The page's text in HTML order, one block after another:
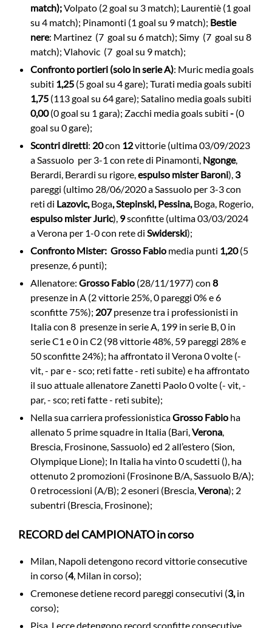
match);Volpato (2 goal su 3 match); Laurentiè (1 goal
su 4 match); Pinamonti (1 goal su 9 match); Bestie
nere: Martinez (7 goal su 6 match); Simy (7 goal su 8
match); Vlahovic (7 goal su 9 match);
Confronto portieri (solo in serie A): Muric media goals
subiti 1,25 (5 goal su 4 gare); Turati media goals subiti
1,75 (113 goal su 64 gare); Satalino media goals subiti
0,00(0 goal su 1 gara); Zacchi media goals subiti - (0
goal su 0 gare);
Scontri diretti: 20con 12vittorie (ultima 03/09/2023
a Sassuolo per 3-1 con rete di Pinamonti, Ngonge,
Berardi, Berardi su rigore,espulso mister Baroni), 3
pareggi (ultimo 28/06/2020 a Sassuolo per 3-3 con
reti di Lazovic,Boga, Stepinski, Pessina,Boga, Rogerio,
espulso mister Juric), 9sconfitte (ultima 03/03/2024
a Verona per 1-0 con rete di Swiderski);
Confronto Mister: Grosso Fabio media punti 1,20(5
presenze, 6 punti);
Allenatore: Grosso Fabio (28/11/1977) con 8
presenze in A (2 vittorie 25%, 0 pareggi 0% e 6
sconfitte 75%); 207presenze tra i professionisti in
Italia con 8 presenze in serie A, 199 in serie B, 0 in
serie C1 e 0 in C2 (98 vittorie 48%, 59 pareggi 28% e
50 sconfitte 24%); ha affrontato il Verona 0 volte (-
vit, - par e - sco; reti fatte - reti subite) e ha affrontato
il suo attuale allenatore Zanetti Paolo 0 volte (- vit, -
par, - sco; reti fatte - reti subite);
Nella sua carriera professionisticaGrosso Fabio ha
allenato 5 prime squadre in Italia (Bari,Verona,
Brescia, Frosinone, Sassuolo) ed 2 all’estero (Sion,
Olympique Lione); In Italia ha vinto 0 scudetti (), ha
ottenuto 2 promozioni (Frosinone B/A, Sassuolo B/A);
0 retrocessioni (A/B); 2 esoneri (Brescia,Verona); 2
subentri (Brescia, Frosinone);
RECORD del CAMPIONATO in corso
Milan, Napoli detengono record vittorie consecutive
in corso (4, Milan in corso);
Cremonese detiene record pareggi consecutivi (3,in
corso);
Pisa, Lecce detengono record sconfitte consecutive